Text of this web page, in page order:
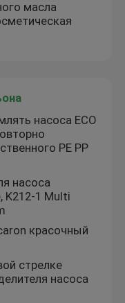
масла
насоса ECO
PE PP
насоса
K212-1 Multi
красочный
стрелке
насоса